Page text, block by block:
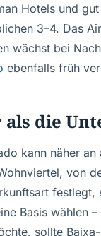
Hotels und
3–4. Das
wächst bei
ebenfalls früh
die
kann näher
von
festlegt,
Basis wählen
sollte